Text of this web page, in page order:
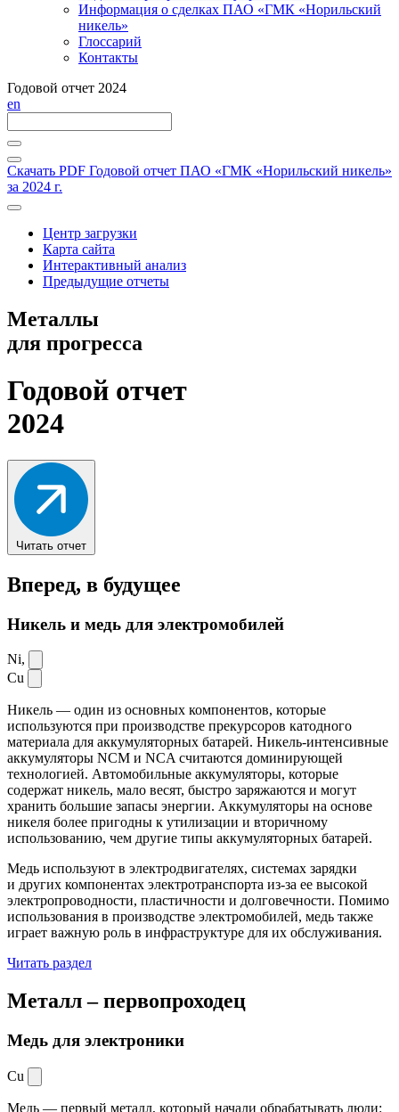
Информация о сделках ПАО «ГМК «Норильский
никель»
Глоссарий
Контакты
Годовой отчет 2024
en
Скачать PDF Годовой отчет ПАО «ГМК «Норильский никель»
за 2024 г.
Центр загрузки
Карта сайта
Интерактивный анализ
Предыдущие отчеты
Металлы
для прогресса
Годовой отчет
2024
Читать отчет
Вперед, в будущее
Никель и медь для электромобилей
Ni,
Cu
Никель — один из основных компонентов, которые
используются при производстве прекурсоров катодного
материала для аккумуляторных батарей. Никель-интенсивные
аккумуляторы NCM и NCA считаются доминирующей
технологией. Автомобильные аккумуляторы, которые
содержат никель, мало весят, быстро заряжаются и могут
хранить большие запасы энергии. Аккумуляторы на основе
никеля более пригодны к утилизации и вторичному
использованию, чем другие типы аккумуляторных батарей.
Медь используют в электродвигателях, системах зарядки
и других компонентах электротранспорта из-за ее высокой
электропроводности, пластичности и долговечности. Помимо
использования в производстве электромобилей, медь также
играет важную роль в инфраструктуре для их обслуживания.
Читать раздел
Металл –первопроходец
Медь для электроники
Cu
Медь — первый металл, который начали обрабатывать люди: